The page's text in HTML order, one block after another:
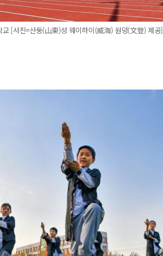
[사진=산둥(山東)성 웨이하이(威海) 원덩(文登) 제공]